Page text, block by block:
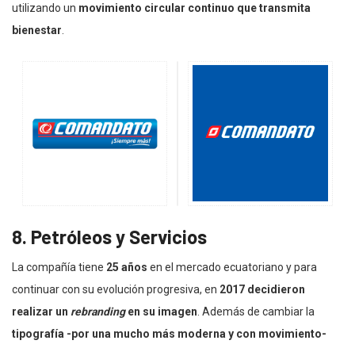
utilizando un movimiento circular continuo que transmita
bienestar
8. Petróleos y Servicios
La compañía tiene 25 años en el mercado ecuatoriano y para
continuar con su evolución progresiva, en 2017 decidieron
realizar un rebrandingen su imagen . Además de cambiar la
tipografía -por una mucho más moderna y con movimiento-